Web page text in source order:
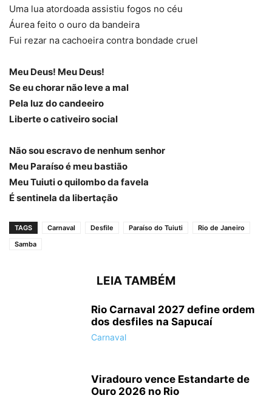
Uma lua atordoada assistiu fogos no céu
Áurea feito o ouro da bandeira
Fui rezar na cachoeira contra bondade cruel
Meu Deus! Meu Deus!
Se eu chorar não leve a mal
Pela luz do candeeiro
Liberte o cativeiro social
Não sou escravo de nenhum senhor
Meu Paraíso é meu bastião
Meu Tuiuti o quilombo da favela
É sentinela da libertação
TAGS Carnaval Desfile Paraíso do Tuiuti
Rio de Janeiro
Samba
LEIA TAMBÉM
Rio Carnaval 2027 define ordem
dos desfiles na Sapucaí
Carnaval
Viradouro vence Estandarte de
Ouro 2026 no Rio